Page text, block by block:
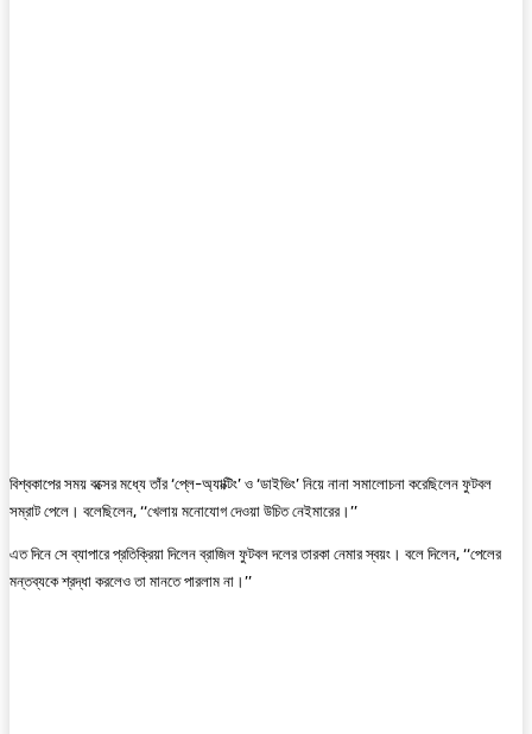
বিশ্বকাপের সময় বক্সের মধ্যে তাঁর ‘প্লে-অ্যাক্টিং’ ও ‘ডাইভিং’ নিয়ে নানা সমালোচনা করেছিলেন ফুটবল
সম্রাট পেলে। বলেছিলেন, ‘‘খেলায় মনোযোগ দেওয়া উচিত নেইমারের।’’
এত দিনে সে ব্যাপারে প্রতিক্রিয়া দিলেন ব্রাজিল ফুটবল দলের তারকা নেমার স্বয়ং। বলে দিলেন, ‘‘পেলের
মন্তব্যকে শ্রদ্ধা করলেও তা মানতে পারলাম না।’’